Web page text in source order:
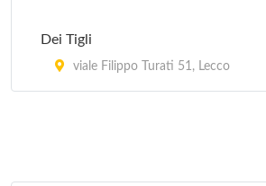
Dei Tigli
viale Filippo Turati 51, Lecco